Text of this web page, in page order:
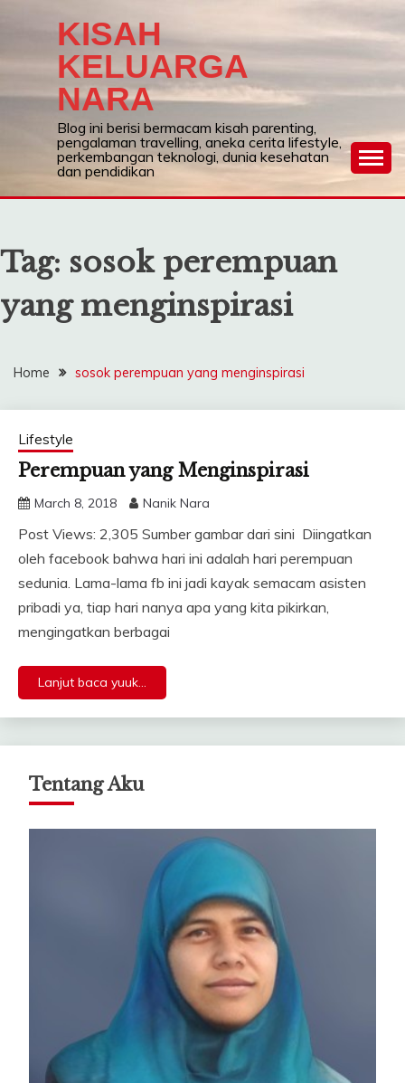
KISAH
KELUARGA
NARA
Blog ini berisi bermacam kisah parenting,
pengalaman travelling, aneka cerita lifestyle,
perkembangan teknologi, dunia kesehatan
dan pendidikan
Tag: sosok perempuan
yang menginspirasi
Home sosok perempuan yang menginspirasi
Lifestyle
Perempuan yang Menginspirasi
March 8, 2018 Nanik Nara
Post Views: 2,305 Sumber gambar dari sini Diingatkan
oleh facebook bahwa hari ini adalah hari perempuan
sedunia. Lama-lama fb ini jadi kayak semacam asisten
pribadi ya, tiap hari nanya apa yang kita pikirkan,
mengingatkan berbagai
Lanjut baca yuuk...
Tentang Aku